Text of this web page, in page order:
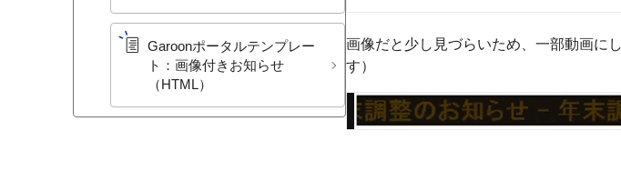
Garoonポータルテンプレー
ト：画像付きお知らせ​
（HTML）
画像だと少し見づらいため、一部動画に
す）